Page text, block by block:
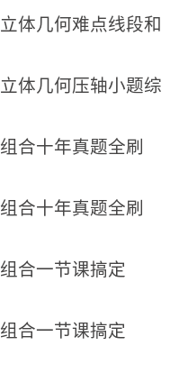
体几何难点线段和
体几何压轴小题综
合十年真题全刷
合十年真题全刷
合一节课搞定
合一节课搞定